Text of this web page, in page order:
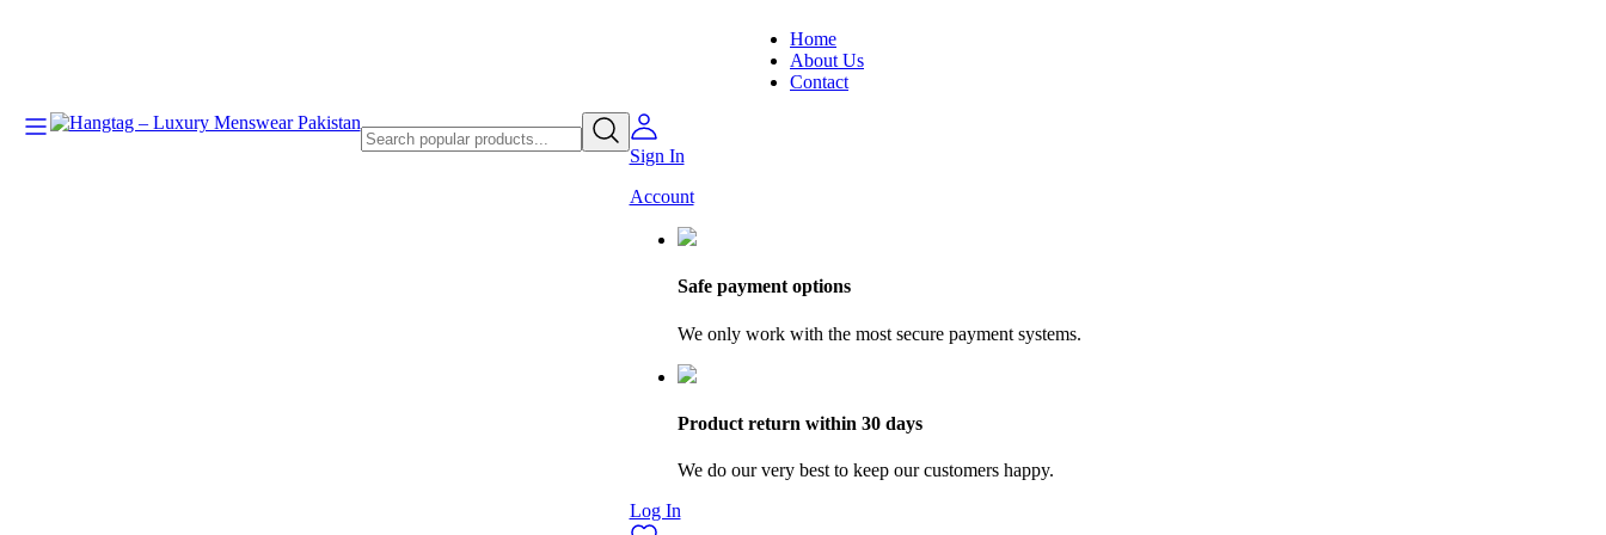
Home
About Us
Contact
Sign In
Account
Safe payment options
We only work with the most secure payment systems.
Product return within 30 days
We do our very best to keep our customers happy.
Log In